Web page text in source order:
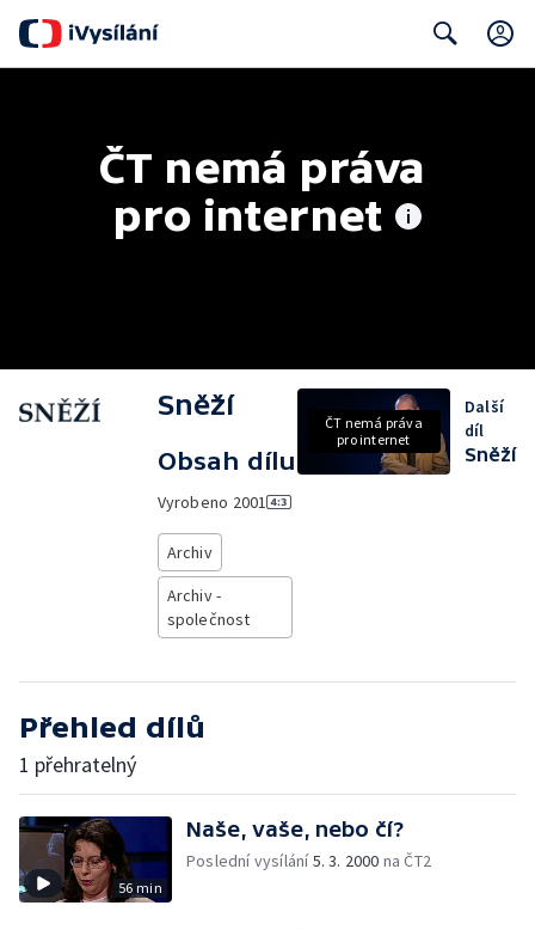
ČT nemá práva
pro internet
Sněží
Obsah dílu
Vyrobeno 2001
Archiv
Archiv -
společnost
ČT nemá práva
pro internet
Další
díl
Sněží
Přehled dílů
1 přehratelný
56 min
Naše, vaše, nebo čí?
Poslední vysílání5. 3. 2000 na ČT2